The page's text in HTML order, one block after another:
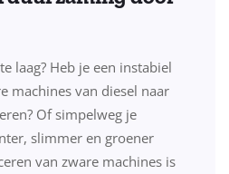
laag? Heb je een instabiel
machines van diesel naar
Of simpelweg je
slimmer en groener
van zware machines is